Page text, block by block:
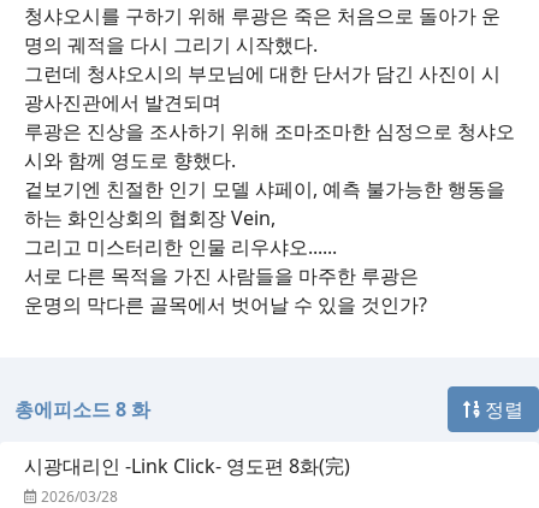
청샤오시를 구하기 위해 루광은 죽은 처음으로 돌아가 운
명의 궤적을 다시 그리기 시작했다.
그런데 청샤오시의 부모님에 대한 단서가 담긴 사진이 시
광사진관에서 발견되며
루광은 진상을 조사하기 위해 조마조마한 심정으로 청샤오
시와 함께 영도로 향했다.
겉보기엔 친절한 인기 모델 샤페이, 예측 불가능한 행동을
하는 화인상회의 협회장 Vein,
그리고 미스터리한 인물 리우샤오......
서로 다른 목적을 가진 사람들을 마주한 루광은
운명의 막다른 골목에서 벗어날 수 있을 것인가?
총에피소드 8 화 정렬
시광대리인 -Link Click- 영도편 8화(完)
2026/03/28